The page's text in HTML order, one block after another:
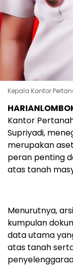
Kepala Kantor
Kantor
Supriyadi,
merupakan
peran penting
atas tanah
Menurutnya,
kumpulan
data utama
atas tanah